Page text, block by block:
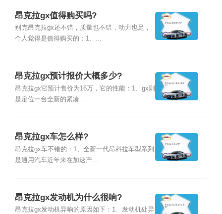
昂克拉gx值得购买吗?
别克昂克拉gx还不错，质量也不错，动力也足，
个人觉得是值得购买的：1、...
昂克拉gx预计报价大概多少?
昂克拉gx它预计售价为16万，它的性能：1、gx则
是定位一台全新的紧凑...
昂克拉gx车怎么样?
昂克拉gx车不错的：1、全新一代昂科拉车型系列
是通用汽车近年来在加速产...
昂克拉gx发动机为什么很响?
昂克拉gx发动机异响的原因如下：1、发动机处异